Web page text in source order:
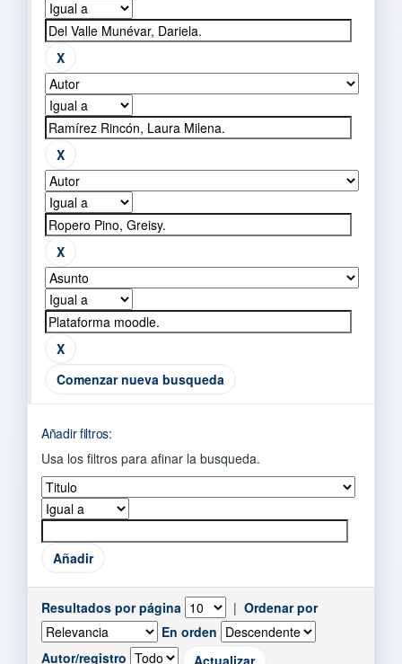
Comenzar nueva busqueda
Añadir filtros:
Usa los filtros para afinar la busqueda.
Resultados por página | Ordenar por
En orden
Autor/registro